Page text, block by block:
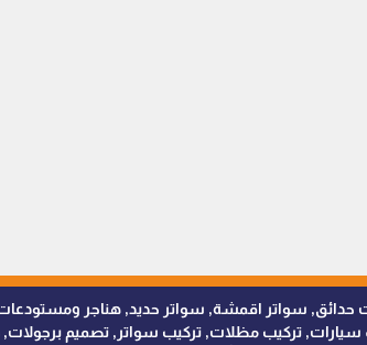
مظلات جلسات, برجولات حدائق, سواتر اقمشة, سواتر حديد, هناجر
تركيب مظلات, تركيب سواتر, تصميم برجولات,